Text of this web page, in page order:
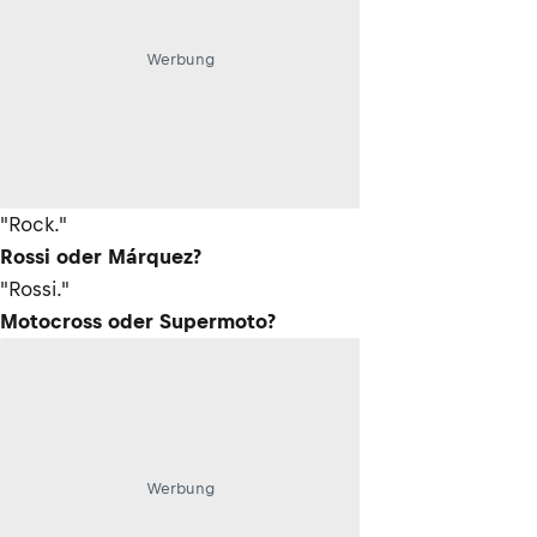
Werbung
"Rock."
Rossi oder Márquez?
"Rossi."
Motocross oder Supermoto?
Werbung